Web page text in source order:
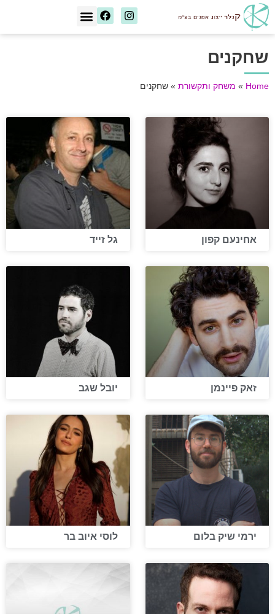
שחקנים
Home
» משחק ותקשורת » שחקנים
אחינעם קפון גל זייד
זאק פיינמן יובל שגב
ירמי שיק בלום לוסי איוב בר